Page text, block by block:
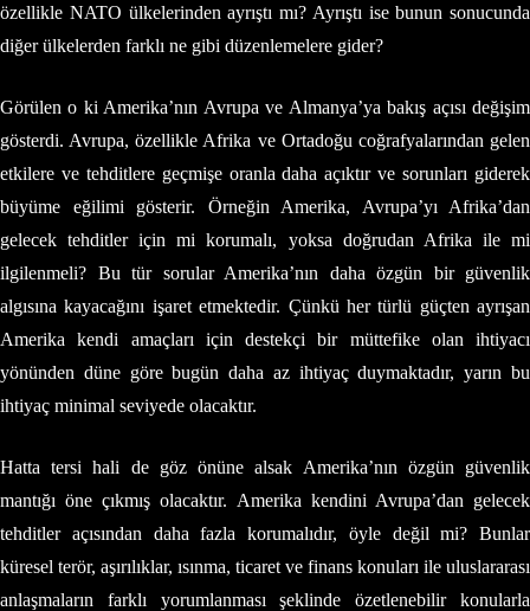
özellikle NATO ülkelerinden ayrıştı mı? Ayrıştı ise bunun sonucunda
diğer ülkelerden farklı ne gibi düzenlemelere gider?
Görülen o ki Amerika’nın Avrupa ve Almanya’ya bakış açısı değişim
gösterdi. Avrupa, özellikle Afrika ve Ortadoğu coğrafyalarından gelen
etkilere ve tehditlere geçmişe oranla daha açıktır ve sorunları giderek
büyüme eğilimi gösterir. Örneğin Amerika, Avrupa’yı Afrika’dan
gelecek tehditler için mi korumalı, yoksa doğrudan Afrika ile mi
ilgilenmeli? Bu tür sorular Amerika’nın daha özgün bir güvenlik
algısına kayacağını işaret etmektedir. Çünkü her türlü güçten ayrışan
Amerika kendi amaçları için destekçi bir müttefike olan ihtiyacı
yönünden düne göre bugün daha az ihtiyaç duymaktadır, yarın bu
ihtiyaç minimal seviyede olacaktır.
Hatta tersi hali de göz önüne alsak Amerika’nın özgün güvenlik
mantığı öne çıkmış olacaktır. Amerika kendini Avrupa’dan gelecek
tehditler açısından daha fazla korumalıdır, öyle değil mi? Bunlar
küresel terör, aşırılıklar, ısınma, ticaret ve finans konuları ile uluslararası
anlaşmaların farklı yorumlanması şeklinde özetlenebilir konularla